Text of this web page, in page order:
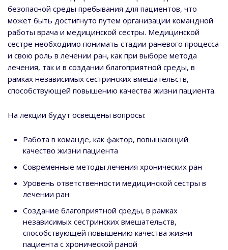
безопасной среды пребывания для пациентов, что
может быть достигнуто путем организации командной
работы врача и медицинской сестры. Медицинской
сестре необходимо понимать стадии раневого процесса
и свою роль в лечении ран, как при выборе метода
лечения, так и в создании благоприятной среды, в
рамках независимых сестринских вмешательств,
способствующей повышению качества жизни пациента.
На лекции будут освещены вопросы:
Работа в команде, как фактор, повышающий
качество жизни пациента
Современные методы лечения хронических ран
Уровень ответственности медицинской сестры в
лечении ран
Создание благоприятной среды, в рамках
независимых сестринских вмешательств,
способствующей повышению качества жизни
пациента с хронической раной